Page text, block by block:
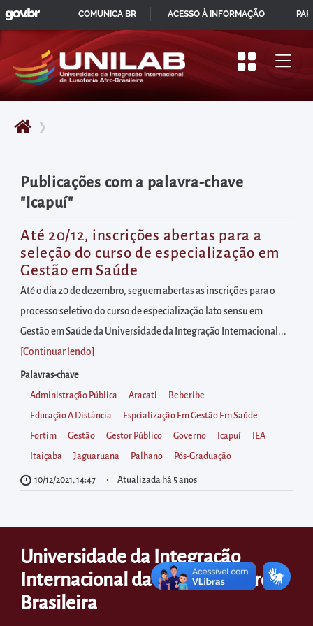
Pular
para
início
do
principal
Acessar
diretamente
o
menu
principal
Acessar
diretamente
à
área
para
realizar
buscas
internas
Acessar
diretamente
as
no
rodapé
❯
Publicações com a palavra-chave
"Icapuí"
Até 20/12, inscrições abertas para a
seleção do curso de especialização em
Gestão em Saúde
Até o dia 20 de dezembro, seguem abertas as inscrições para o
processo seletivo do curso de especialização lato sensu em
Gestão em Saúde da Universidade da Integração Internacional...
[Continuar lendo
Palavras-chave
Administração Pública Aracati Beberibe
Educação A Distância Espcialização Em Gestão Em Saúde
Fortim Gestão Gestor Público Governo Icapuí IEA
Itaiçaba Jaguaruana Palhano Pós-Graduação
10/12/2021, 14:47 Atualizada há 5 anos
Universidade da Integração
Internacional da Lusofonia Afro-
Brasileira
IR
PARA
CONTEÚDO
GOVBR
COMUNICA BR ACESSO À INFORMAÇÃO